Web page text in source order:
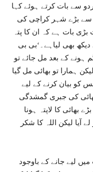
سے بات کرتے ہوئے کہا
سے بڑے شہر کراچی کی
بڑی بات ہے کہ ان کا پتہ
بھی لیاہے۔‘بی بی
ہونے کے بعد مل جائے تو
ہمارا تو بھائی مل گیا
کو بیان کرنے کے لیے
بھائی کی جبری گمشدگی
بھائی کا لاپتہ ہونا
آیا لیکن اللہ کا شکر
لیے جانے کے باوجود